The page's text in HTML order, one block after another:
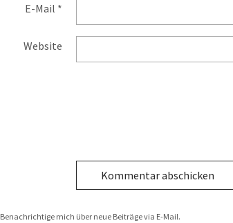
E-Mail *
Website
Benachrichtige mich über neue Beiträge via E-Mail.